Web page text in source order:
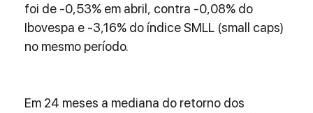
foi de -0,53% em abril, contra -0,08% do
Ibovespa e -3,16% do índice SMLL (small caps)
no mesmo período.
Em 24 meses a mediana do retorno dos